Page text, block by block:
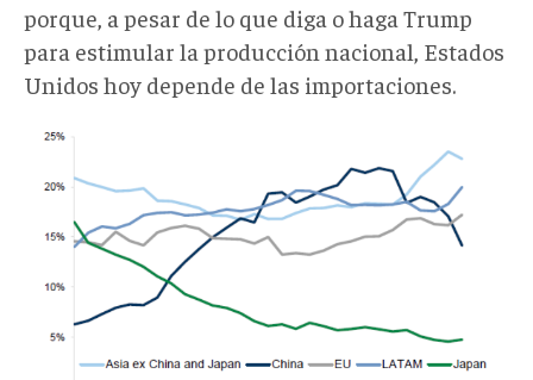
porque, a pesar de lo que diga o haga Trump
para estimular la producción nacional, Estados
Unidos hoy depende de las importaciones.
Bienes
importados
USA.png